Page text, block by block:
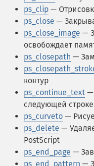
ps_clip —
ps_close —
ps_close_image —
освобождает
ps_closepath —
контур
ps_continue_text —
следующей строке
ps_curveto —
ps_delete —
PostScript
ps_end_page —
ps_end_pattern —